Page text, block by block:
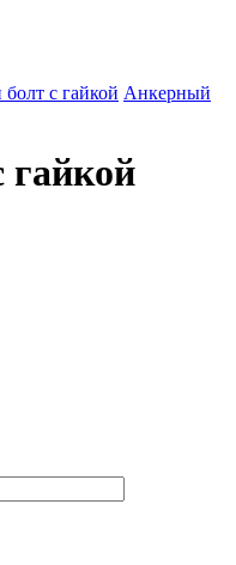
с гайкой Анкерный